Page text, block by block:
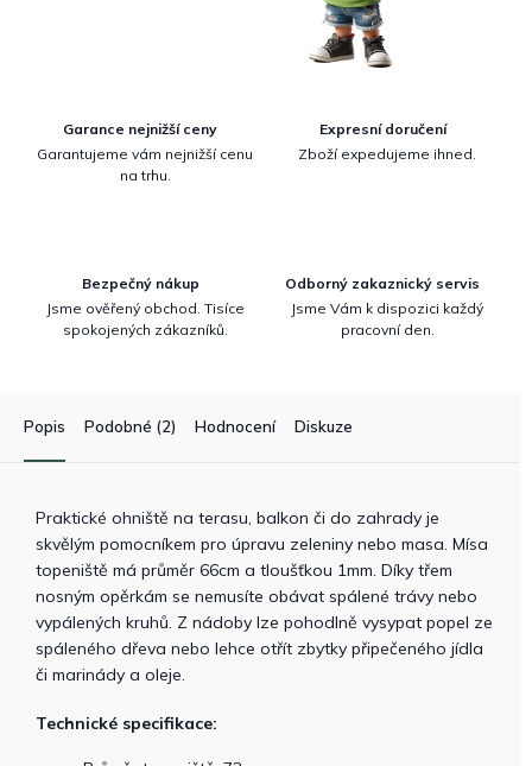
Garance nejnižší ceny
Garantujeme vám nejnižší cenu
na trhu.
Expresní doručení
Zboží expedujeme ihned.
Bezpečný nákup
Jsme ověřený obchod. Tisíce
spokojených zákazníků.
Odborný zakaznický servis
Jsme Vám k dispozici každý
pracovní den.
Popis Podobné (2) Hodnocení Diskuze
Praktické ohniště na terasu, balkon či do zahrady je
skvělým pomocníkem pro úpravu zeleniny nebo masa. Mísa
topeniště má průměr 66cm a tloušťkou 1mm. Díky třem
nosným opěrkám se nemusíte obávat spálené trávy nebo
vypálených kruhů. Z nádoby lze pohodlně vysypat popel ze
spáleného dřeva nebo lehce otřít zbytky připečeného jídla
či marinády a oleje.
Technické specifikace: